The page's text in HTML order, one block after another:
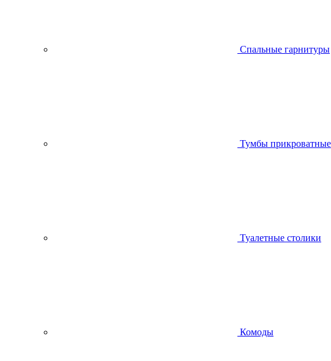
Спальные гарнитуры
Тумбы прикроватные
Туалетные столики
Комоды